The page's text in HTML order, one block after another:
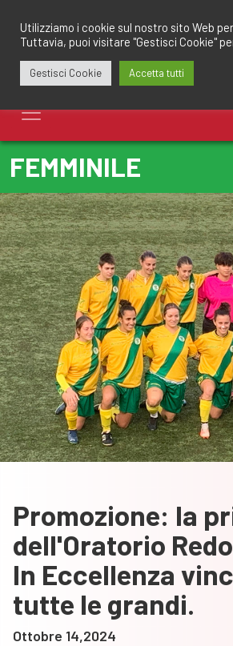
contenuto
FEMMINILE
Promozione: la
dell'Oratorio
In Eccellenza
tutte le grandi.
Ottobre 14,2024
Utilizziamo i cookie sul nostro sito Web
Tuttavia, puoi visitare "Gestisci Cookie"
Gestisci Cookie Accetta tutti